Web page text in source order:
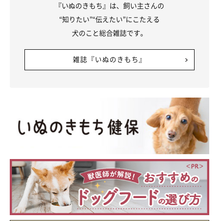
＠minibiba10969
ちなみにふたりは最後、ぴったりと寄り添って石とペットボトル
をチェックしていたそうです♪ ほんとうに仲良しなんだねっ
(●´ω｀●)
『いぬのきもち』は、飼い主さんの
“知りたい”“伝えたい”にこたえる
犬のこと総合雑誌です。
雑誌『いぬのきもち』